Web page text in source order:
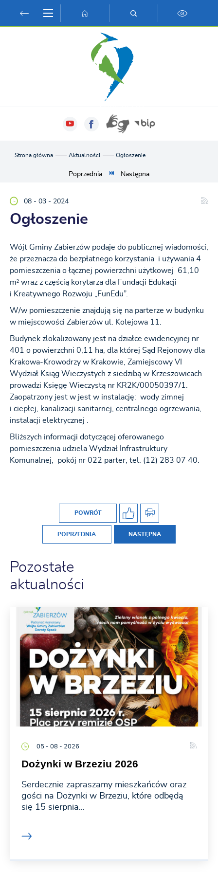
Przejdź do wyszukiwarki.
Przejdź do ustawień wielkości czcionki.
Włącz wersję kontrastową strony.
Strona główna Aktualności Ogłoszenie
Poprzednia Następna
08 - 03 - 2024
Ogłoszenie
Wójt Gminy Zabierzów podaje do publicznej wiadomości,
że przeznacza do bezpłatnego korzystania i używania 4
pomieszczenia o łącznej powierzchni użytkowej 61,10
m² wraz z częścią korytarza dla Fundacji Edukacji
i Kreatywnego Rozwoju „FunEdu”.
W/w pomieszczenie znajdują się na parterze w budynku
w miejscowości Zabierzów ul. Kolejowa 11.
Budynek zlokalizowany jest na działce ewidencyjnej nr
401 o powierzchni 0,11 ha, dla której Sąd Rejonowy dla
Krakowa-Krowodrzy w Krakowie, Zamiejscowy VI
Wydział Ksiąg Wieczystych z siedzibą w Krzeszowicach
prowadzi Księgę Wieczystą nr KR2K/00050397/1.
Zaopatrzony jest w jest w instalację: wody zimnej
i ciepłej, kanalizacji sanitarnej, centralnego ogrzewania,
instalacji elektrycznej .
Bliższych informacji dotyczącej oferowanego
pomieszczenia udziela Wydział Infrastruktury
Komunalnej, pokój nr 022 parter, tel. (12) 283 07 40.
POWRÓT
POPRZEDNIA NASTĘPNA
Pozostałe
aktualności
05 - 08 - 2026
Dożynki w Brzeziu 2026
Serdecznie zapraszamy mieszkańców oraz
gości na Dożynki w Brzeziu, które odbędą
się 15 sierpnia...